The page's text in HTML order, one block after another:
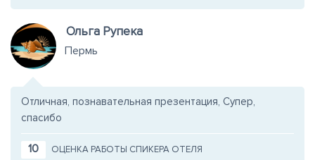
Ольга Рупека
Пермь
Отличная, познавательная презентация, Супер,
спасибо
10 ОЦЕНКА РАБОТЫ СПИКЕРА ОТЕЛЯ